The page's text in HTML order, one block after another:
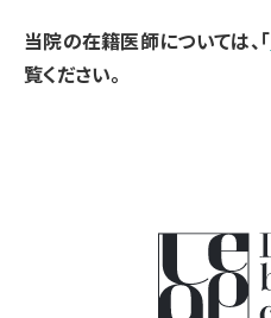
当院の在籍医師については、「
覧ください。